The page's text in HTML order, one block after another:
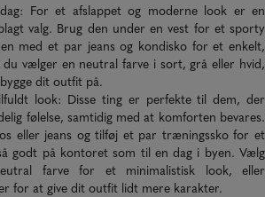
For et afslappet og moderne look er en
valg. Brug den under en vest for et sporty
med et par jeans og kondisko for et enkelt,
vælger en neutral farve i sort, grå eller hvid,
dit outfit på.
look: Disse ting er perfekte til dem, der
følelse, samtidig med at komforten bevares.
eller jeans og tilføj et par træningssko for et
godt på kontoret som til en dag i byen. Vælg
farve for et minimalistisk look, eller
for at give dit outfit lidt mere karakter.